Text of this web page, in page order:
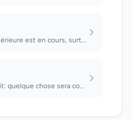
Une petite réforme intérieure est en cours, surtout quand il s'agit de rêves de...
Beaux que l'on a ou voit: quelque chose sera couronné par un succès inattendu. L...